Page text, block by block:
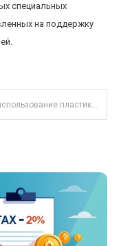
специальных
на поддержку
Как использование пластиковых карт влияет на финансовую дисциплину и контроль расходов